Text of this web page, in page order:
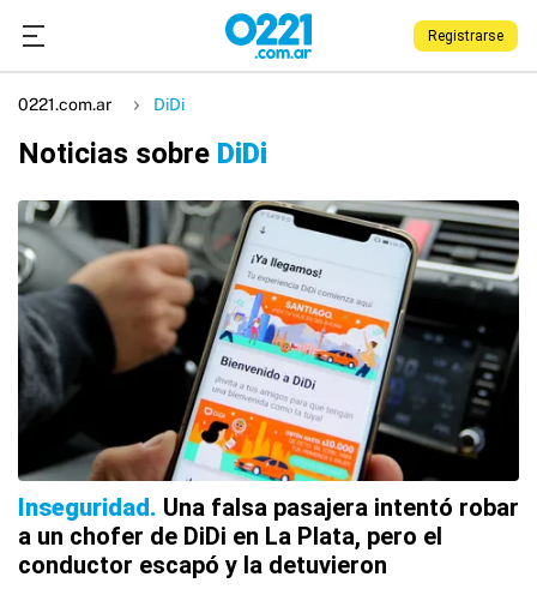
Registrarse
0221.com.ar DiDi
Noticias sobre DiDi
Inseguridad Una falsa pasajera intentó robar
a un chofer de DiDi en La Plata, pero el
conductor escapó y la detuvieron